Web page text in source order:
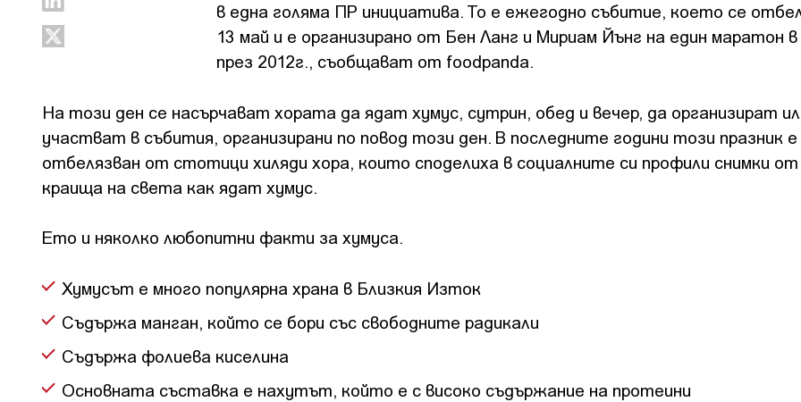
в една голяма ПР инициатива. То е ежегодно събитие, което се
13 май и е организирано от Бен Ланг и Мириам Йънг на един маратон в
през 2012г., съобщават от foodpanda.
На този ден се насърчават хората да ядат хумус, сутрин, обед и вечер, да организират
участват в събития, организирани по повод този ден. В последните години този празник е
отбелязван от стотици хиляди хора, които споделиха в социалните си профили снимки от
краища на света как ядат хумус.
Ето и няколко любопитни факти за хумуса.
Хумусът е много популярна храна в Близкия Изток
Съдържа манган, който се бори със свободните радикали
Съдържа фолиева киселина
Основната съставка е нахутът, който е с високо съдържание на протеини